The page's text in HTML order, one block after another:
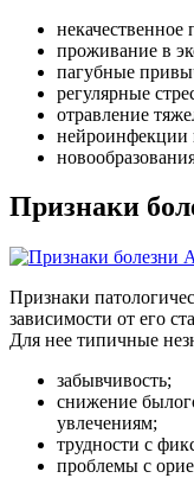
некачественное
проживание в
пагубные
регулярные
отравление
нейроинфекции
Признаки
Признаки
зависимости от его
Для нее типичные
забывчивость;
снижение
увлечениям;
трудности с
проблемы с